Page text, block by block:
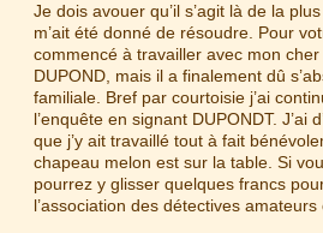
Je dois avouer qu’il s’agit là de la
m’ait été donné de résoudre. Pour
commencé à travailler avec mon cher
DUPOND, mais il a finalement dû
familiale. Bref par courtoisie j’ai
l’enquête en signant DUPONDT. J’ai
que j’y ait travaillé tout à fait
chapeau melon est sur la table. Si
pourrez y glisser quelques francs
l’association des détectives amateurs